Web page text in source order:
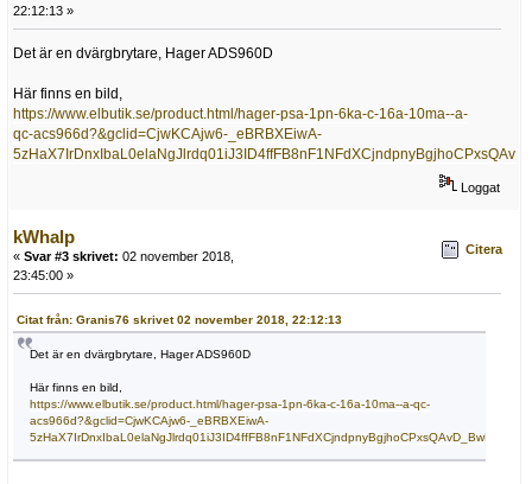
22:12:13 »
Det är en dvärgbrytare, Hager ADS960D
Här finns en bild,
https://www.elbutik.se/product.html/hager-psa-1pn-6ka-c-16a-10ma--a-
qc-acs966d?&gclid=CjwKCAjw6-_eBRBXEiwA-
Loggat
kWhalp
« Svar #3 skrivet: 02 november 2018,
23:45:00 »
Citera
Citat från: Granis76 skrivet 02 november 2018, 22:12:13
Det är en dvärgbrytare, Hager ADS960D
Här finns en bild,
https://www.elbutik.se/product.html/hager-psa-1pn-6ka-c-16a-10ma--a-qc-
acs966d?&gclid=CjwKCAjw6-_eBRBXEiwA-
5zHaX7IrDnxIbaL0elaNgJlrdq01iJ3ID4ffFB8nF1NFdXCjndpnyBgjhoCPxsQAvD_BwE